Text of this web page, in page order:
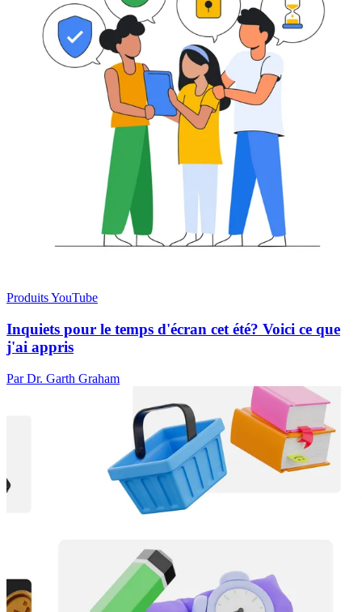
Produits YouTube
Inquiets pour le temps d'écran cet été? Voici ce que
j'ai appris
Par Dr. Garth Graham